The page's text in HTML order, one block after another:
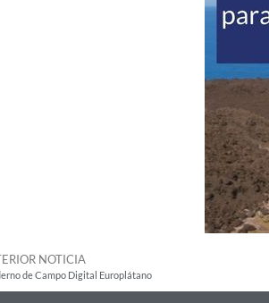
NOTICIA
de Campo Digital Europlátano